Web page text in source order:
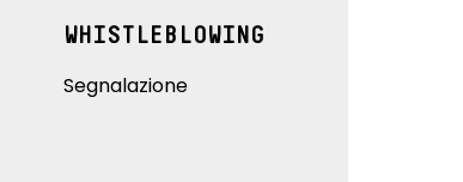
WHISTLEBLOWING
Segnalazione